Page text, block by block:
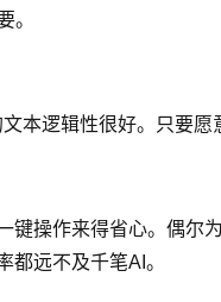
。
逻辑性很好。只要愿
操作来得省心。偶
远不及千笔AI。